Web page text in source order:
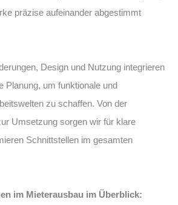
präzise aufeinander abgestimmt
Design und Nutzung integrieren
Planung, um funktionale und
zu schaffen. Von der
Umsetzung sorgen wir für klare
Schnittstellen im gesamten
im Mieterausbau im Überblick: